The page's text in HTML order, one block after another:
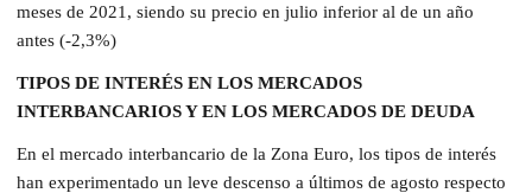
meses de 2021, siendo su precio en julio inferior al de un año
antes (-2,3%)
TIPOS DE INTERÉS EN LOS MERCADOS
INTERBANCARIOS Y EN LOS MERCADOS DE DEUDA
En el mercado interbancario de la Zona Euro, los tipos de interés
han experimentado un leve descenso a últimos de agosto respecto